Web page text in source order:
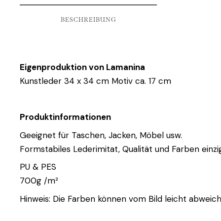
BESCHREIBUNG
Eigenproduktion von Lamanina
Kunstleder 34 x 34 cm Motiv ca. 17 cm
Produktinformationen
Geeignet für Taschen, Jacken, Möbel usw.
Formstabiles Lederimitat, Qualität und Farben
PU & PES
700g /m²
Hinweis: Die Farben können vom Bild leicht